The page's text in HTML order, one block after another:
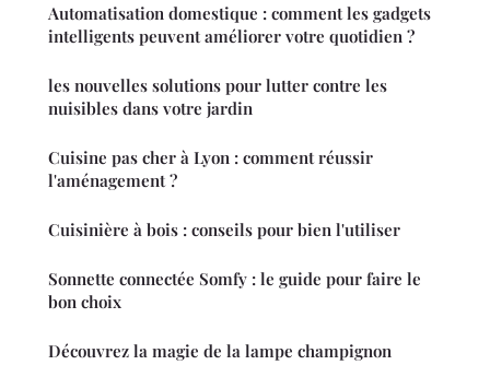
Automatisation domestique : comment les gadgets
intelligents peuvent améliorer votre quotidien ?
les nouvelles solutions pour lutter contre les
nuisibles dans votre jardin
Cuisine pas cher à Lyon : comment réussir
l'aménagement ?
Cuisinière à bois : conseils pour bien l'utiliser
Sonnette connectée Somfy : le guide pour faire le
bon choix
Découvrez la magie de la lampe champignon